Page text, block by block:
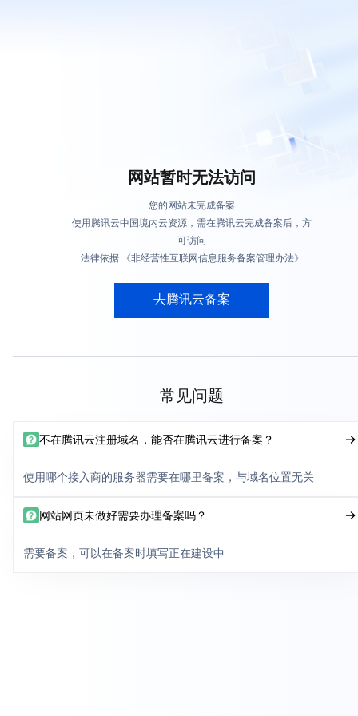
网站暂时无法访问
您的网站未完成备案
使用腾讯云中国境内云资源，需在腾讯云完成备案后，方
可访问
法律依据:《非经营性互联网信息服务备案管理办法》
去腾讯云备案
常见问题
不在腾讯云注册域名，能否在腾讯云进行备案？
使用哪个接入商的服务器需要在哪里备案，与域名位置无关
网站网页未做好需要办理备案吗？
需要备案，可以在备案时填写正在建设中